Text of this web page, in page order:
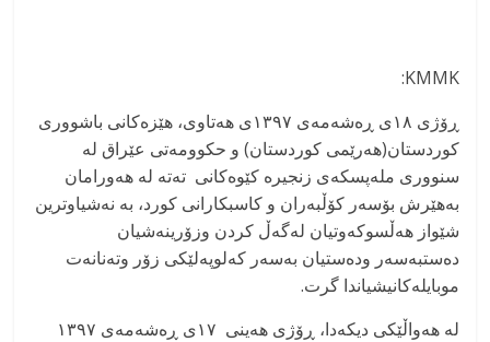
KMMK:
ڕۆژی ۱۸ی ڕەشەمەی ۱۳۹۷ی هەتاوی، هێزەکانی باشووری
کوردستان(هەرێمی کوردستان) و حکوومەتی عێراق لە
سنووری ملەپسکەی زنجیرە کێوەکانی تەتە لە هەورامان
بەهێرش بۆسەر کۆڵبەران و کاسبکارانی کورد، بە نەشیاوترین
شێواز هەڵسوکەوتیان لەگەڵ کردن وزۆرینەشیان
دەستبەسەر ودەستیان بەسەر کەلوپەلێکی زۆر وتەنانەت
موبایلەکانیشیاندا گرت.
لە هەواڵێکی دیکەدا، ڕۆژی هەینی ۱۷ی ڕەشەمەی ۱۳۹۷